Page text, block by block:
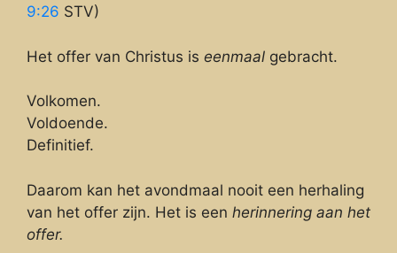
9:26 STV)
Het offer van Christus is eenmaal gebracht.
Volkomen.
Voldoende.
Definitief.
Daarom kan het avondmaal nooit een herhaling
van het offer zijn. Het is een herinnering aan het
offer.